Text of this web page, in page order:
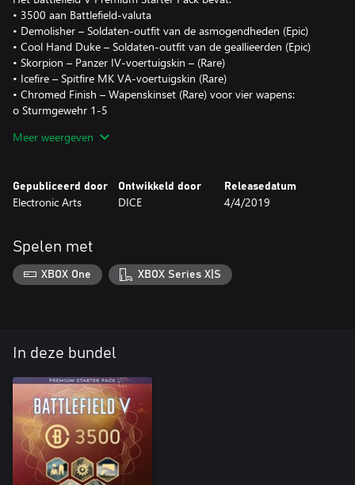
• 3500 aan Battlefield-valuta
• Demolisher – Soldaten-outfit van de asmogendheden (Epic)
• Cool Hand Duke – Soldaten-outfit van de geallieerden (Epic)
• Skorpion – Panzer IV-voertuigskin – (Rare)
• Icefire – Spitfire MK VA-voertuigskin (Rare)
• Chromed Finish – Wapenskinset (Rare) voor vier wapens:
o Sturmgewehr 1-5
o KE7
VEREIST BATTLEFIELD V OP BETREFFEND PLATFORM (APART
VERKRIJGBAAR), ALLE GAME UPDATES, INTERNETVERBINDING
VERWIJZING NAAR EEN MERK, MODEL, FABRIKANT EN/OF
VERSIE VAN WAPEN, UITRUSTING OF VOERTUIG IS SLECHTS
VOOR HISTORISCHE NAUWKEURIGHEID EN DUIDT NIET OP
Meer weergeven
Gepubliceerd door
Electronic Arts
Ontwikkeld door
DICE
Releasedatum
4/4/2019
Spelen met
XBOX One XBOX Series X|S
In deze bundel